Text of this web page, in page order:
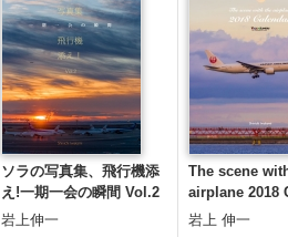
ソラの写真集、飛行機添
え!一期一会の瞬間 Vol.2
岩上伸一
The scene
airplane 2018
岩上 伸一